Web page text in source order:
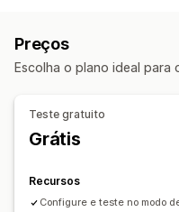
Personalização
Prazo de entrega
Geolocalização
Horários limite da compra
Seletor de datas Taxas
Validação de endereço
Retirada em ponto
Tempos de preparação
Preços
Escolha o plano ideal para
Teste gratuito
Grátis
Recursos
Configure e teste no modo